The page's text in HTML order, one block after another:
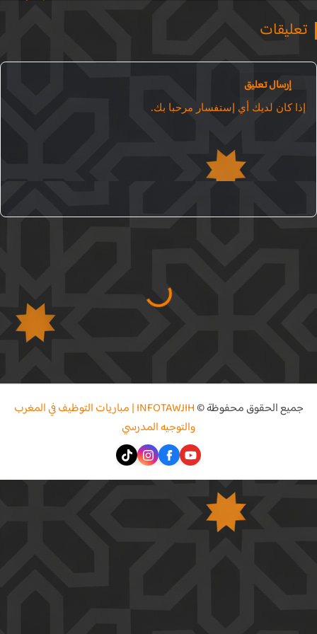
إرسال تعليق
كان لديك أي إستفسار مرحبا بك.
جميع الحقوق محفوظة ©
INFOTAWJIH | مباريات التوظيف في المغرب
والتوجيه المدرسي